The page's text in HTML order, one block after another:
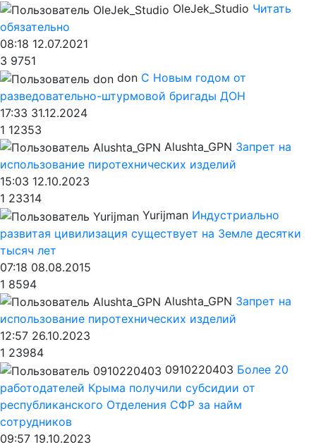
OleJek_Studio Читать
обязательно
08:18 12.07.2021
3 9751
don С Новым годом от
разведовательно-штурмовой бригады ДОН
17:33 31.12.2024
1 12353
Alushta_GPN Запрет на
использование пиротехнических изделий
15:03 12.10.2023
1 23314
Yurijman Индустриально
развитая цивилизация существует на Земле десятки
тысяч лет
07:18 08.08.2015
1 8594
Alushta_GPN Запрет на
использование пиротехнических изделий
12:57 26.10.2023
1 23984
0910220403 Более 20
работодателей Крыма получили субсидии от
республиканского Отделения СФР за найм
сотрудников
09:57 19.10.2023